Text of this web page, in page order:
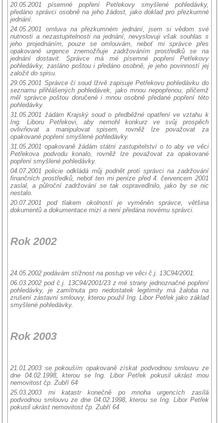
20.05.2001 písemné popření Petřekovy smyšlené pohledávky,
předáno správci osobně na jeho žádost, jako doklad pro přezkumné
jednání.
24.05.2001 omluva na přezkumném jednání, jsem si vědom své
nutnosti a nezastupitelnosti na jednání, nevyslovuji však souhlas s
jeho projednáním, pouze se omlouvám, neboť mi správce přes
opakované urgence znemožňuje zadržováním prostředků se na
jednání dostavit. Správce má mé písemné popření Petřekovy
pohledávky, zasláno poštou i předáno osobně, je jeho povinností jej
založit do spisu.
29.05.2001 Správce či soud lživě zapisuje Petřekovu pohledávku do
seznamu přihlášených pohledávek, jako mnou nepopřenou, přičemž
měl správce poštou doručené i mnou osobně předané popření této
pohledávky.
31.05.2001 žádám Krajský soud o předběžné opatření ve vztahu k
Ing. Liboru Petřekovi, aby nemohl konkurz ve svůj prospěch
ovlivňovat a manipulovat spisem, rovněž lze považovat za
opakované popření smyšlené pohledávky.
31.05.2001 opakovaně žádám státní zastupitelství o to aby ve věci
Petřekova podvodu konalo, rovněž lze považovat za opakované
popření smyšlené pohledávky.
04.07.2001 policie odkládá můj podnět proti správci na zadržování
finančních prostředků, neboť ten mi peníze před 4. červencem 2001
zaslal, a půlroční zadržování se tak ospravedlnilo, jako by se nic
nestalo.
20.07.2001 pod tlakem okolností je vyměněn správce, většina
dokumentů a dokumentace mizí a není předána novému správci.
Rok 2002
24.05.2002 podávám stížnost na postup ve věci č.j. 13C94/2001.
06.03.2002 pod č.j. 13C94/2001/23 z mé strany jednoznačné popření
pohledávky, je zamítnuta pro nedostatek legitimity má žaloba na
zrušení zástavní smlouvy, kterou použil Ing. Libor Petřek jako základ
smyšlené pohledávky.
Rok 2003
21.01.2003 se pokouším opakovaně získat podvodnou smlouvu ze
dne 04.02.1998, kterou se Ing. Libor Petřek pokusil ukrást mou
nemovitost čp. Zubří 64
25.03.2003 mi katastr konečně po mnoha urgencích zasílá
podvodnou smlouvu ze dne 04.02.1998, kterou se Ing. Libor Petřek
pokusil ukrást nemovitost čp. Zubří 64